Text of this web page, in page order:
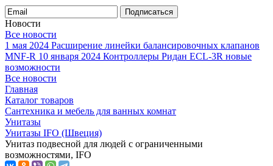
Подписаться
Новости
Все новости
1 мая 2024 Расширение линейки балансировочных клапанов
MNF-R 10 января 2024 Контроллеры Ридан ECL-3R новые
возможности
Все новости
Главная
Каталог товаров
Сантехника и мебель для ванных комнат
Унитазы
Унитазы IFO (Швеция)
Унитаз подвесной для людей с ограниченными
возможностями, IFO